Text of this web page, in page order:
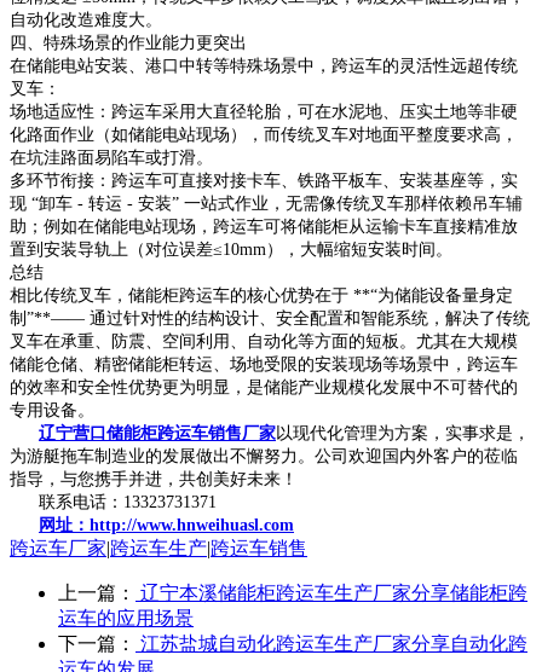
自动化改造难度大。
四、特殊场景的作业能力更突出
在储能电站安装、港口中转等特殊场景中，跨运车的灵活性远超传统
叉车：
场地适应性：跨运车采用大直径轮胎，可在水泥地、压实土地等非硬
化路面作业（如储能电站现场），而传统叉车对地面平整度要求高，
在坑洼路面易陷车或打滑。
多环节衔接：跨运车可直接对接卡车、铁路平板车、安装基座等，实
现 “卸车 - 转运 - 安装” 一站式作业，无需像传统叉车那样依赖吊车辅
助；例如在储能电站现场，跨运车可将储能柜从运输卡车直接精准放
置到安装导轨上（对位误差≤10mm），大幅缩短安装时间。
总结
相比传统叉车，储能柜跨运车的核心优势在于 **“为储能设备量身定
制”**—— 通过针对性的结构设计、安全配置和智能系统，解决了传统
叉车在承重、防震、空间利用、自动化等方面的短板。尤其在大规模
储能仓储、精密储能柜转运、场地受限的安装现场等场景中，跨运车
的效率和安全性优势更为明显，是储能产业规模化发展中不可替代的
专用设备。
辽宁营口储能柜跨运车销售厂家以现代化管理为方案，实事求是，
为游艇拖车制造业的发展做出不懈努力。公司欢迎国内外客户的莅临
指导，与您携手并进，共创美好未来！
联系电话：13323731371
网址：http://www.hnweihuasl.com
跨运车厂家|跨运车生产|跨运车销售
上一篇：
辽宁本溪储能柜跨运车生产厂家分享储能柜跨
运车的应用场景
下一篇：
江苏盐城自动化跨运车生产厂家分享自动化跨